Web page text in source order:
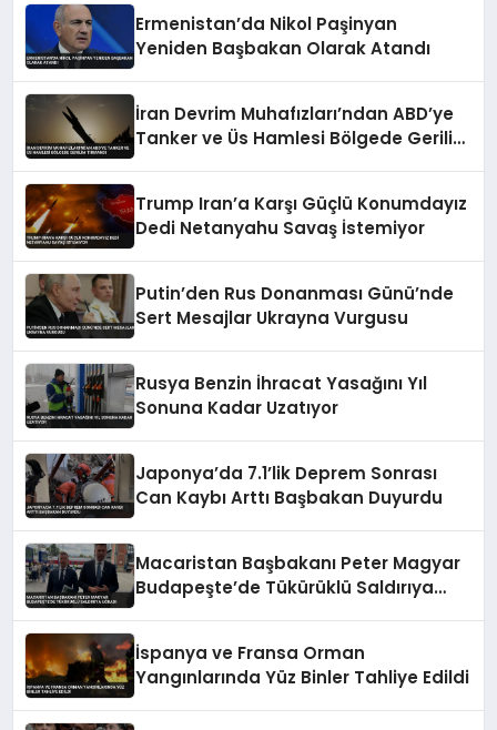
Ermenistan’da Nikol Paşinyan
Yeniden Başbakan Olarak Atandı
İran Devrim Muhafızları’ndan ABD’ye
Tanker ve Üs Hamlesi Bölgede Gerilim
Trump Iran’a Karşı Güçlü Konumdayız
Dedi Netanyahu Savaş İstemiyor
Putin’den Rus Donanması Günü’nde
Sert Mesajlar Ukrayna Vurgusu
Rusya Benzin İhracat Yasağını Yıl
Sonuna Kadar Uzatıyor
Japonya’da 7.1’lik Deprem Sonrası
Can Kaybı Arttı Başbakan Duyurdu
Macaristan Başbakanı Peter Magyar
Budapeşte’de Tükürüklü Saldırıya
İspanya ve Fransa Orman
Yangınlarında Yüz Binler Tahliye Edildi